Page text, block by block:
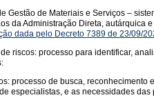
Gestão de Materiais e Serviços –
da Administração Direta, autárquica
dada pelo Decreto 7389 de 23/09/
riscos: processo para identificar,
processo de busca,
especialistas, e as necessidades das